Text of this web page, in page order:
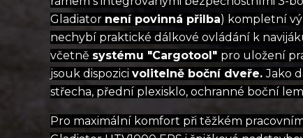
Gladiator není povinná přilba) kompletní
nechybí praktické dálkové ovládání k
včetně systému "Cargotool" pro uložení
jsouk dispozici volitelně boční dveře.Jako
střecha, přední plexisklo, ochranné boční
Pro maximální komfort při těžkém